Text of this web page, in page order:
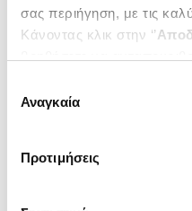
σας περιήγηση, με τις
Κάνοντας κλικ στην ‘’
ενδιαφέρουν και να
συγκατάθεσης
Αναγκαία
Προτιμήσεις